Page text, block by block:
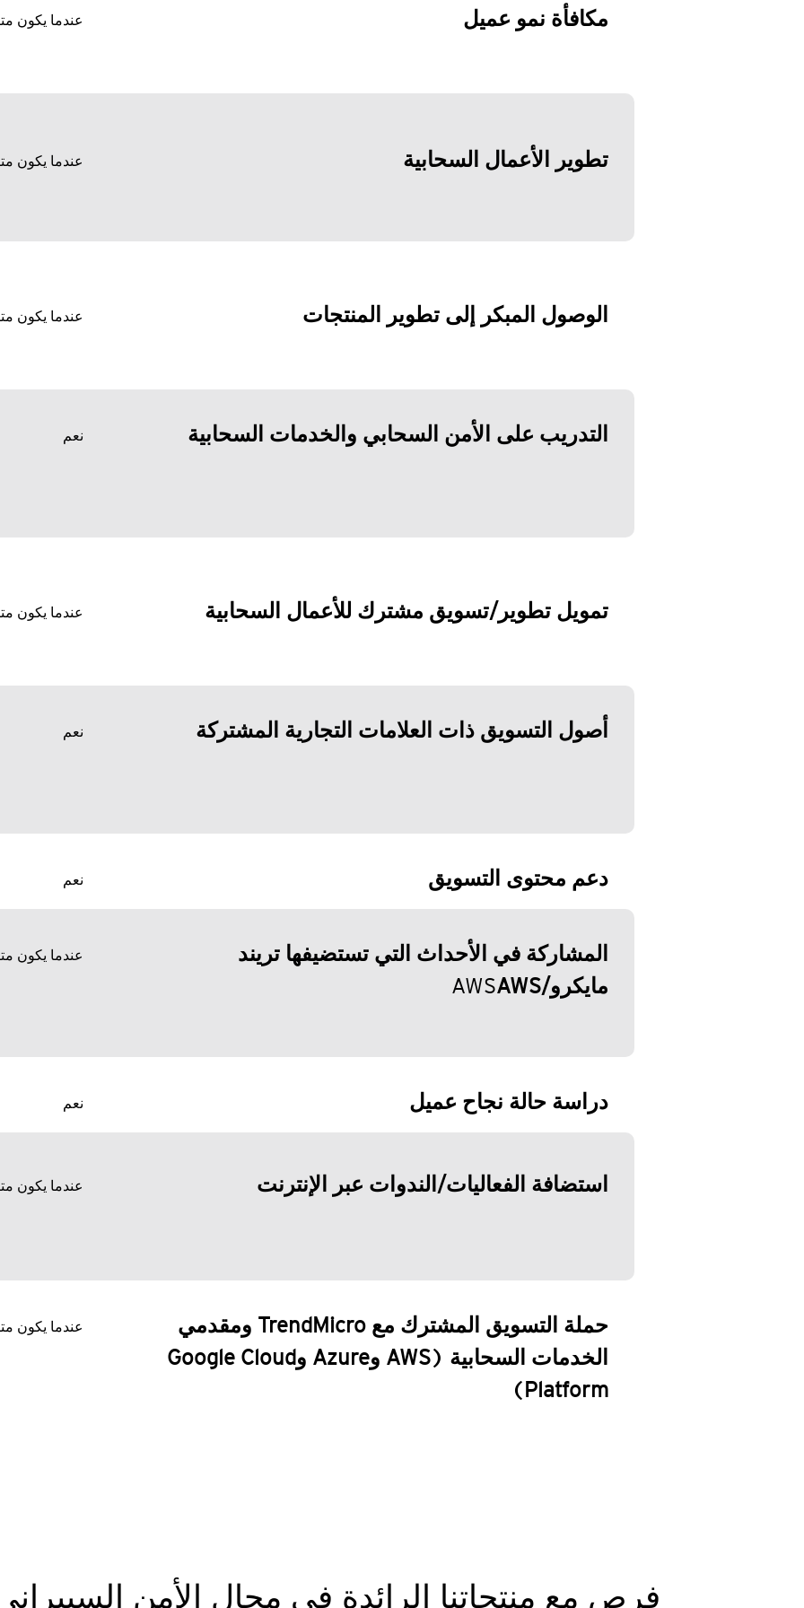
مكافأة نمو عميل عندما يكون
تطوير الأعمال السحابية عندما يكون
الوصول المبكر إلى تطوير المنتجات عندما يكون
التدريب على الأمن السحابي والخدمات السحابية نعم
تمويل تطوير/تسويق مشترك للأعمال السحابية عندما يكون
أصول التسويق ذات العلامات التجارية المشتركة نعم
دعم محتوى التسويق نعم
المشاركة في الأحداث التي تستضيفها تريند
مايكرو/
AWSAWS
عندما يكون
دراسة حالة نجاح عميل نعم
استضافة الفعاليات/الندوات عبر الإنترنت عندما يكون
حملة التسويق المشترك مع TrendMicro ومقدمي
الخدمات السحابية
(AWS وAzure وGoogle Cloud
Platform)
عندما يكون
فرص مع منتجاتنا الرائدة في مجال الأمن